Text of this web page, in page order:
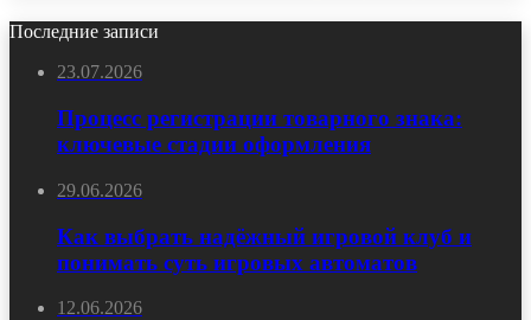
Последние записи
23.07.2026
Процесс регистрации товарного знака:
ключевые стадии оформления
29.06.2026
Как выбрать надёжный игровой клуб и
понимать суть игровых автоматов
12.06.2026